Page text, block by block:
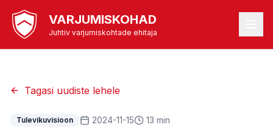
VARJUMISKOHAD
Juhtiv varjumiskohtade ehitaja
Tagasi uudiste lehele
Tulevikuvisioon 2024-11-15 13 min